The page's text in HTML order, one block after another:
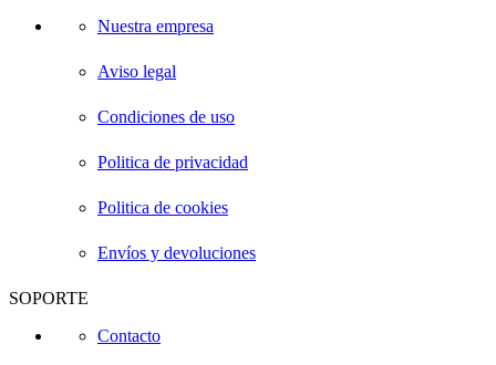
Nuestra empresa
Aviso legal
Condiciones de uso
Politica de privacidad
Politica de cookies
Envíos y devoluciones
SOPORTE
Contacto